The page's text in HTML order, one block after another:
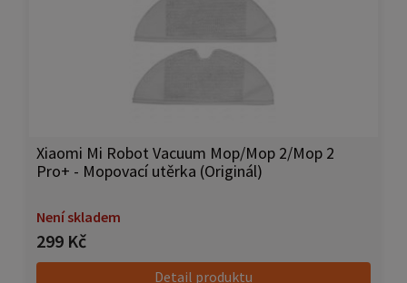
Xiaomi Mi Robot Vacuum Mop/Mop 2/Mop 2
Pro+ - Mopovací utěrka (Originál)
Není skladem
299 Kč
Detail produktu